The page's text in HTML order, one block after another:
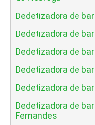
Dedetizadora de
Dedetizadora de
Dedetizadora de
Dedetizadora de
Dedetizadora de
Dedetizadora de
Fernandes